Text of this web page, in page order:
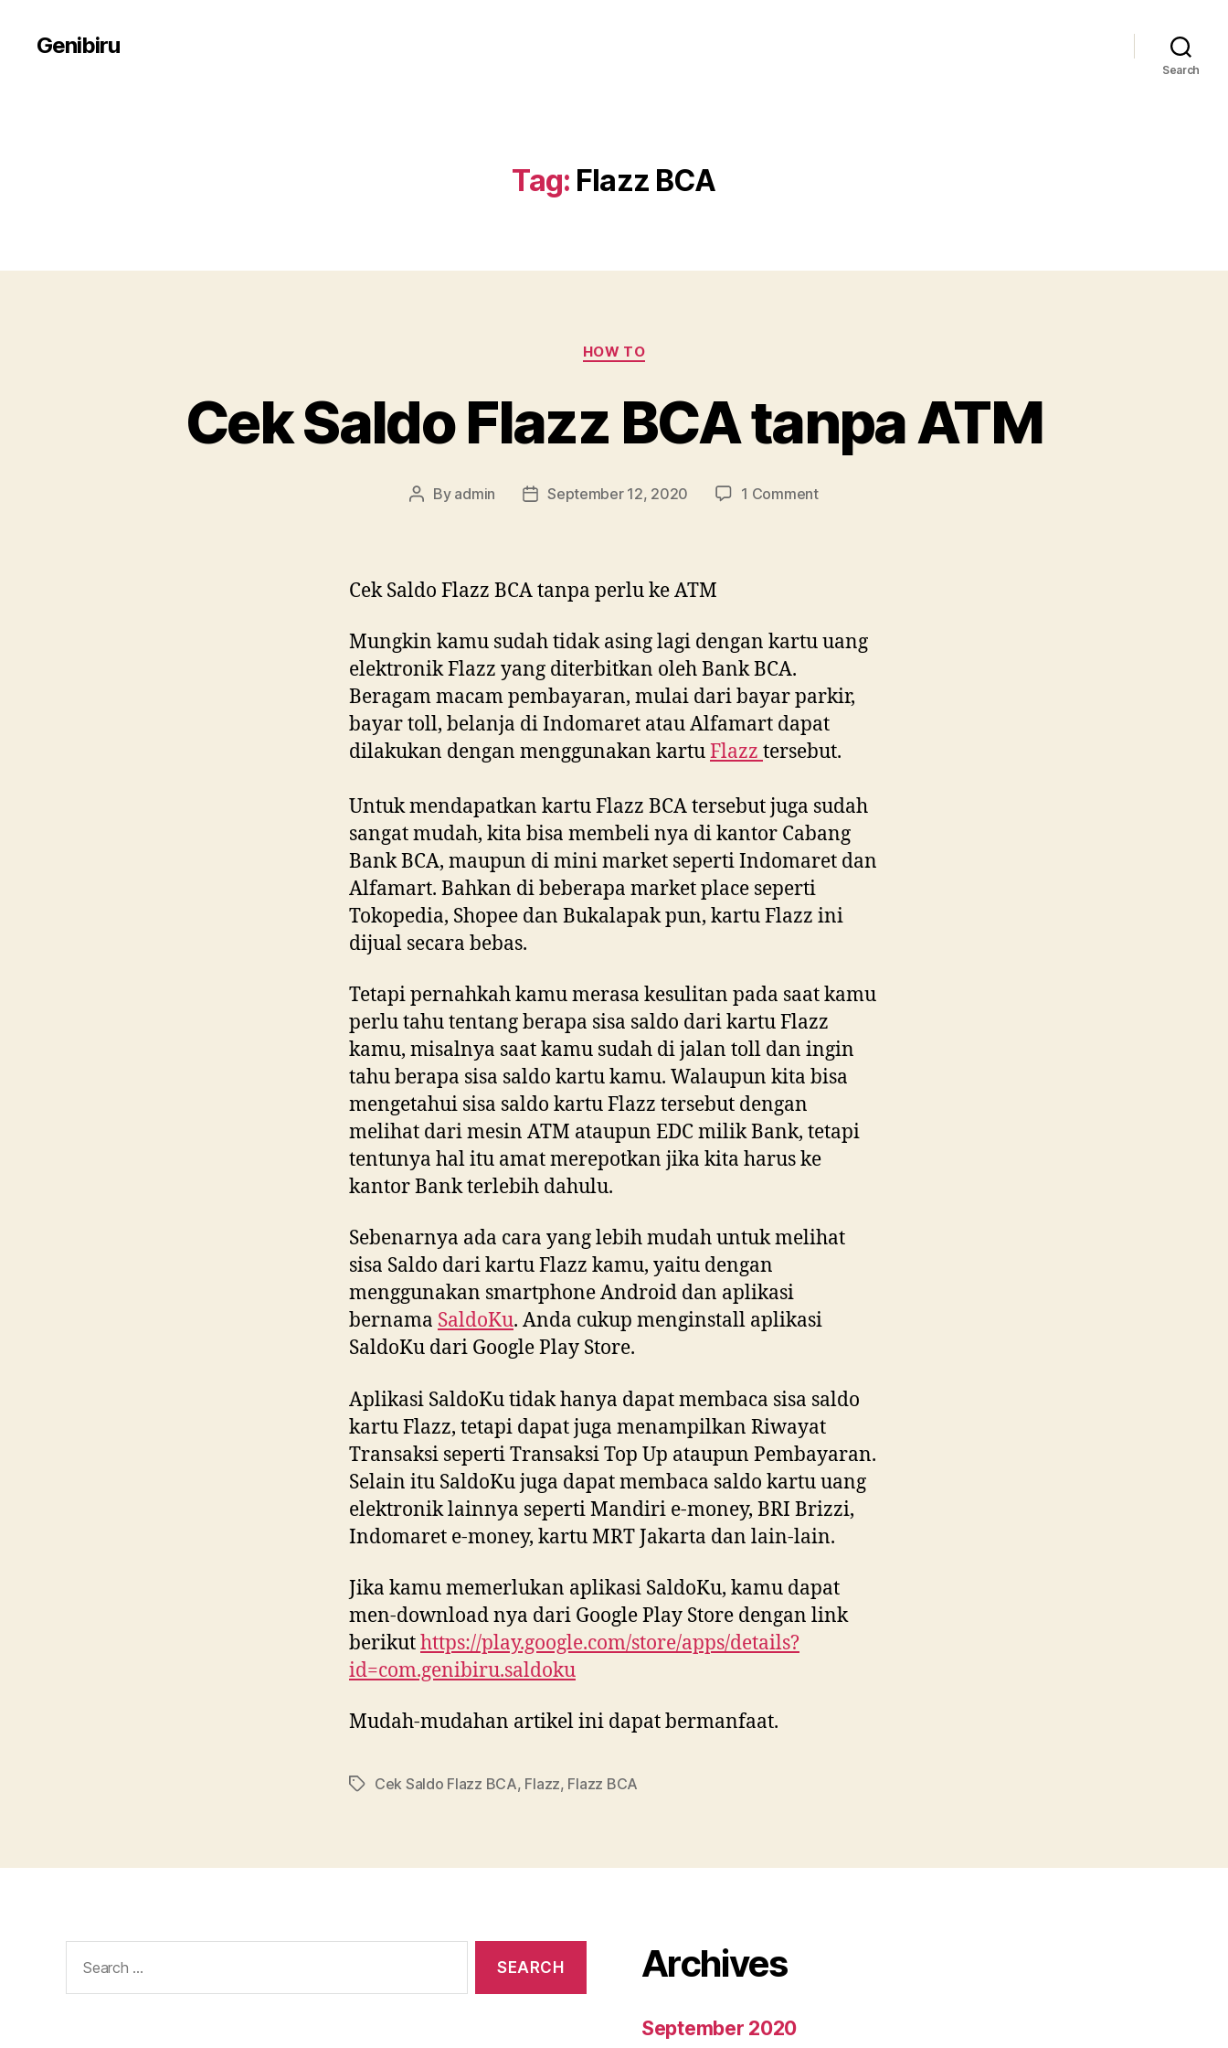
Genibiru
Search
Tag: Flazz BCA
Categories
HOW TO
Cek Saldo Flazz BCA tanpa ATM
Post
By admin
PostSeptember 12, 2020 1 Commenton
Cek Saldo Flazz BCA tanpa perlu ke ATM
Mungkin kamu sudah tidak asing lagi dengan kartu uang
elektronik Flazz yang diterbitkan oleh Bank BCA.
Beragam macam pembayaran, mulai dari bayar parkir,
bayar toll, belanja di Indomaret atau Alfamart dapat
dilakukan dengan menggunakan kartuFlazz tersebut.
Untuk mendapatkan kartu Flazz BCA tersebut juga sudah
sangat mudah, kita bisa membeli nya di kantor Cabang
Bank BCA, maupun di mini market seperti Indomaret dan
Alfamart. Bahkan di beberapa market place seperti
Tokopedia, Shopee dan Bukalapak pun, kartu Flazz ini
dijual secara bebas.
Tetapi pernahkah kamu merasa kesulitan pada saat kamu
perlu tahu tentang berapa sisa saldo dari kartu Flazz
kamu, misalnya saat kamu sudah di jalan toll dan ingin
tahu berapa sisa saldo kartu kamu. Walaupun kita bisa
mengetahui sisa saldo kartu Flazz tersebut dengan
melihat dari mesin ATM ataupun EDC milik Bank, tetapi
tentunya hal itu amat merepotkan jika kita harus ke
kantor Bank terlebih dahulu.
Sebenarnya ada cara yang lebih mudah untuk melihat
sisa Saldo dari kartu Flazz kamu, yaitu dengan
menggunakan smartphone Android dan aplikasi
bernama SaldoKu. Anda cukup menginstall aplikasi
SaldoKu dari Google Play Store.
Aplikasi SaldoKu tidak hanya dapat membaca sisa saldo
kartu Flazz, tetapi dapat juga menampilkan Riwayat
Transaksi seperti Transaksi Top Up ataupun Pembayaran.
Selain itu SaldoKu juga dapat membaca saldo kartu uang
elektronik lainnya seperti Mandiri e-money, BRI Brizzi,
Indomaret e-money, kartu MRT Jakarta dan lain-lain.
Jika kamu memerlukan aplikasi SaldoKu, kamu dapat
men-download nya dari Google Play Store dengan link
berikuthttps://play.google.com/store/apps/details?
id=com.genibiru.saldoku
Mudah-mudahan artikel ini dapat bermanfaat.
TagsCek Saldo Flazz BCA, Flazz, Flazz BCA
for:
Archives
September 2020